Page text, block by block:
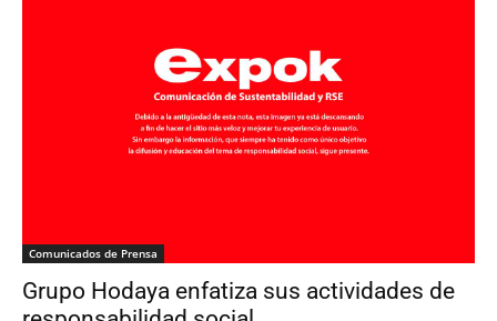
Comunicados de Prensa
Grupo Hodaya enfatiza sus actividades de